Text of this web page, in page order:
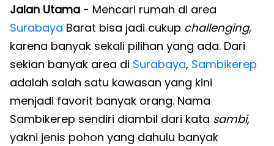
Jalan Utama - Mencari rumah di area
Surabaya Barat bisa jadi cukup challenging,
karena banyak sekali pilihan yang ada. Dari
sekian banyak area di Surabaya, Sambikerep
adalah salah satu kawasan yang kini
menjadi favorit banyak orang. Nama
Sambikerep sendiri diambil dari kata sambi,
yakni jenis pohon yang dahulu banyak